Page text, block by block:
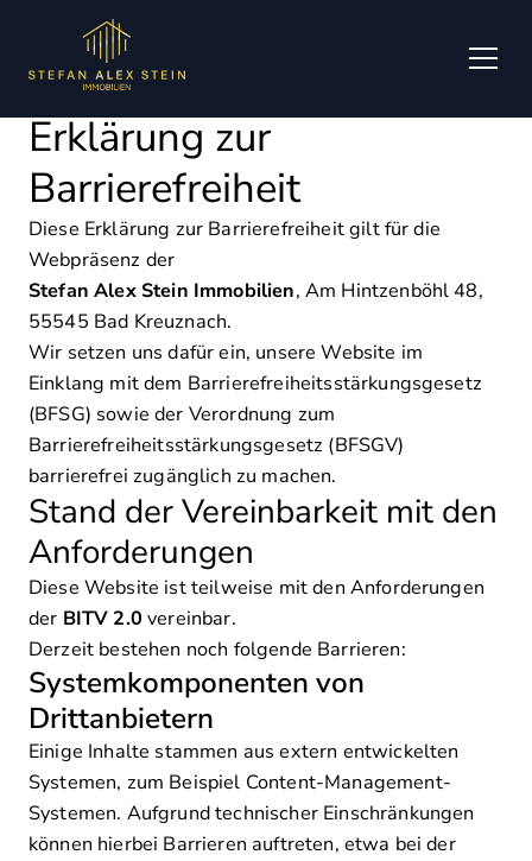
Zum Hauptinhalt springen
Zum Fuß springen
Erklärung zur
Barrierefreiheit
Diese Erklärung zur Barrierefreiheit gilt für die
Webpräsenz der
Stefan Alex Stein Immobilien, Am Hintzenböhl 48,
55545 Bad Kreuznach.
Wir setzen uns dafür ein, unsere Website im
Einklang mit dem Barrierefreiheitsstärkungsgesetz
(BFSG) sowie der Verordnung zum
Barrierefreiheitsstärkungsgesetz (BFSGV)
barrierefrei zugänglich zu machen.
Stand der Vereinbarkeit mit den
Anforderungen
Diese Website ist teilweise mit den Anforderungen
der BITV 2.0 vereinbar.
Derzeit bestehen noch folgende Barrieren:
Systemkomponenten von
Drittanbietern
Einige Inhalte stammen aus extern entwickelten
Systemen, zum Beispiel Content-Management-
Systemen. Aufgrund technischer Einschränkungen
können hierbei Barrieren auftreten, etwa bei der